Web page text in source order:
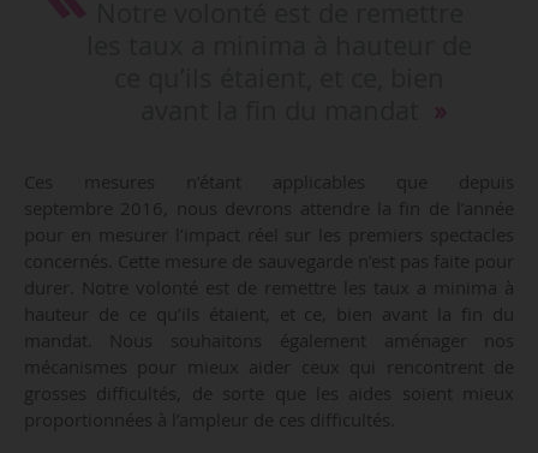
Ces mesures n’étant applicables que depuis
septembre 2016, nous devrons attendre la fin de l’année
pour en mesurer l’impact réel sur les premiers spectacles
concernés. Cette mesure de sauvegarde n’est pas faite pour
durer. Notre volonté est de remettre les taux a minima à
hauteur de ce qu’ils étaient, et ce, bien avant la fin du
mandat. Nous souhaitons également aménager nos
mécanismes pour mieux aider ceux qui rencontrent de
grosses difficultés, de sorte que les aides soient mieux
proportionnées à l’ampleur de ces difficultés.